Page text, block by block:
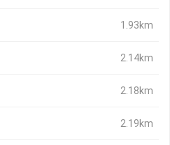
1.93km
2.14km
2.18km
2.19km